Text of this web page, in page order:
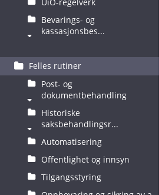
Bevarings- og
kassasjonsbes...
Felles rutiner
Post- og
dokumentbehandling
Historiske
saksbehandlingsr...
Automatisering
Offentlighet og innsyn
Tilgangsstyring